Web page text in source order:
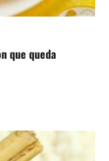
que queda